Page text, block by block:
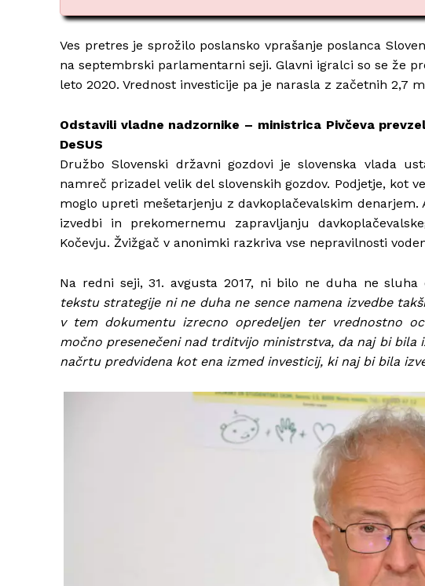
Ves pretres je sprožilo poslansko vprašanje poslanca
na septembrski parlamentarni seji. Glavni igralci so se že
leto 2020. Vrednost investicije pa je narasla z začetnih 2,7
Odstavili vladne nadzornike – ministrica Pivčeva
DeSUS
Družbo Slovenski državni gozdovi je slovenska vlada
namreč prizadel velik del slovenskih gozdov. Podjetje, kot
moglo upreti mešetarjenju z davkoplačevalskim
izvedbi in prekomernemu zapravljanju
Kočevju. Žvižgač v anonimki razkriva vse nepravilnosti
Na redni seji, 31. avgusta 2017, ni bilo ne duha ne sluha
tekstu strategije ni ne duha ne sence namena izvedbe
v tem dokumentu izrecno opredeljen ter vrednostno
močno presenečeni nad trditvijo ministrstva, da naj bi bila
načrtu predvidena kot ena izmed investicij, ki naj bi bila